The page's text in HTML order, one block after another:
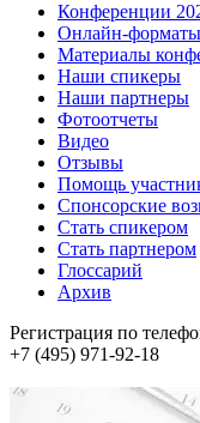
Конференции
Онлайн-форматы
Материалы
Наши спикеры
Наши партнеры
Фотоотчеты
Видео
Отзывы
Помощь
Спонсорские
Стать спикером
Стать партнером
Глоссарий
Архив
Регистрация по
+7 (495) 971-92-18